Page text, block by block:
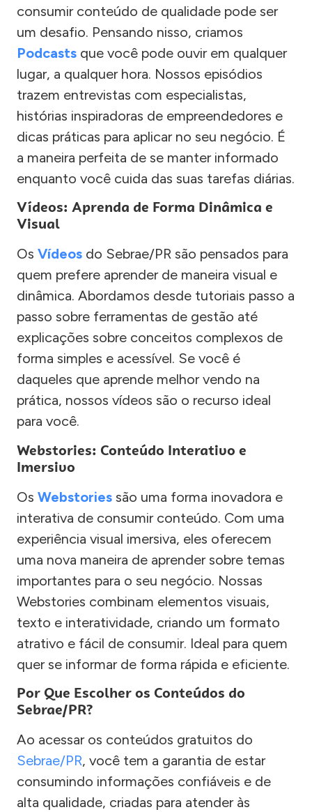
consumir conteúdo de qualidade pode ser
um desafio. Pensando nisso, criamos
Podcasts que você pode ouvir em qualquer
lugar, a qualquer hora. Nossos episódios
trazem entrevistas com especialistas,
histórias inspiradoras de empreendedores e
dicas práticas para aplicar no seu negócio. É
a maneira perfeita de se manter informado
enquanto você cuida das suas tarefas diárias.
Vídeos: Aprenda de Forma Dinâmica e
Visual
Os Vídeos do Sebrae/PR são pensados para
quem prefere aprender de maneira visual e
dinâmica. Abordamos desde tutoriais passo a
passo sobre ferramentas de gestão até
explicações sobre conceitos complexos de
forma simples e acessível. Se você é
daqueles que aprende melhor vendo na
prática, nossos vídeos são o recurso ideal
para você.
Webstories: Conteúdo Interativo e
Imersivo
Os Webstories são uma forma inovadora e
interativa de consumir conteúdo. Com uma
experiência visual imersiva, eles oferecem
uma nova maneira de aprender sobre temas
importantes para o seu negócio. Nossas
Webstories combinam elementos visuais,
texto e interatividade, criando um formato
atrativo e fácil de consumir. Ideal para quem
quer se informar de forma rápida e eficiente.
Por Que Escolher os Conteúdos do
Sebrae/PR?
Ao acessar os conteúdos gratuitos do
Sebrae/PR, você tem a garantia de estar
consumindo informações confiáveis e de
alta qualidade, criadas para atender às